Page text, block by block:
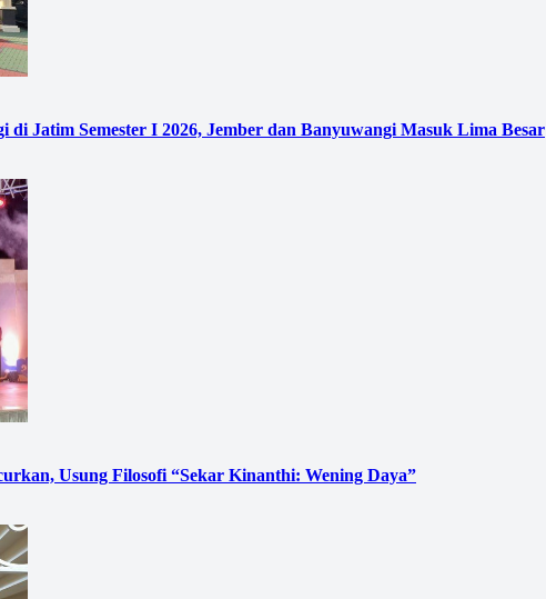
di Jatim Semester I 2026, Jember dan Banyuwangi Masuk Lima Besar
Usung Filosofi “Sekar Kinanthi: Wening Daya”